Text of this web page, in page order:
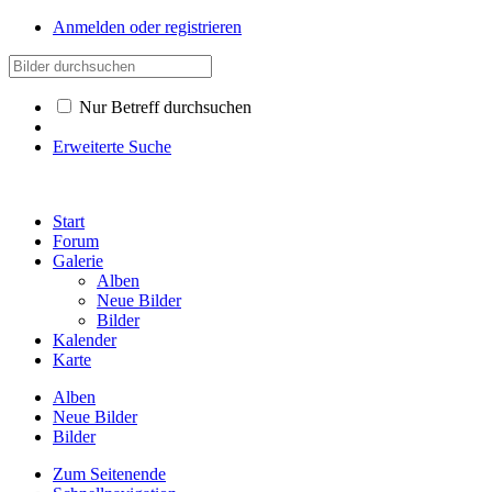
Anmelden oder registrieren
Nur Betreff durchsuchen
Erweiterte Suche
Start
Forum
Galerie
Alben
Neue Bilder
Bilder
Kalender
Karte
Alben
Neue Bilder
Bilder
Zum Seitenende